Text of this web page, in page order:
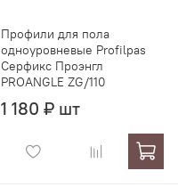
Профили для пола
одноуровневые Profilpas
Серфикс Проэнгл
PROANGLE ZG/110
1 180 ₽ шт